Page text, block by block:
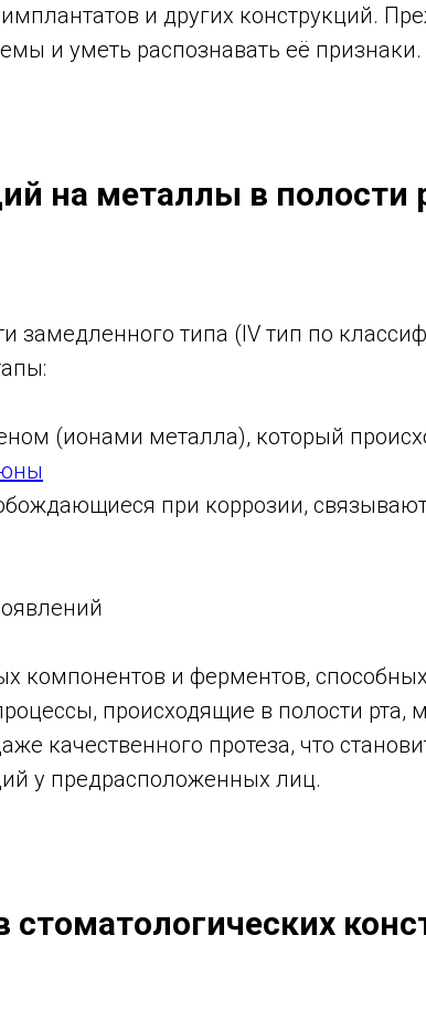
и других конструкций.
и уметь распознавать её признаки.
на металлы в полости
замедленного типа (IV тип по
(ионами металла), который
при коррозии,
компонентов и ферментов,
происходящие в полости рта,
качественного протеза, что
у предрасположенных лиц.